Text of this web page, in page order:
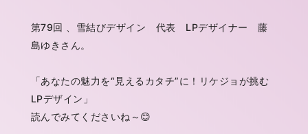
第79回 、雪結びデザイン 代表 LPデザイナー 藤
島ゆきさん。
「あなたの魅力を“見えるカタチ”に！リケジョが挑む
LPデザイン」
読んでみてくださいね～😊